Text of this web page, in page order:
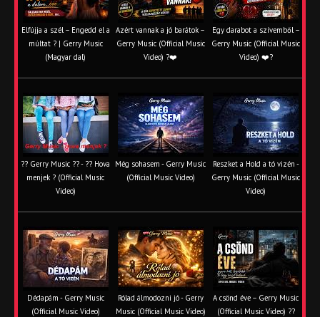
Elfújja a szél – Engedd el a
múltat ? | Gerry Music
(Magyar dal)
Azért vannak a jó barátok –
Gerry Music (Official Music
Video) ?❤️
Egy darabot a szívemből –
Gerry Music (Official Music
Video) ❤️?
?? Gerry Music ?? - ?? Hova
menjek ? (Official Music
Video)
Még sohasem - Gerry Music
(Official Music Video)
Reszket a Hold a tó vizén -
Gerry Music (Official Music
Video)
Dédapám - Gerry Music
(Official Music Video)
Rólad álmodozni jó - Gerry
Music (Official Music Video)
A csönd éve – Gerry Music
(Official Music Video) ??